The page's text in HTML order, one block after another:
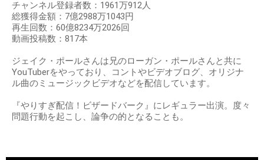
チャンネル登録者数：1961万912人
総獲得金額：7億2988万1043円
再生回数：60億8234万2026回
動画投稿数：817本
ジェイク・ポールさんは兄のローガン・ポールさんと共に
YouTuberをやっており、コントやビデオブログ、オリジナ
ル曲のミュージックビデオなどを配信しています。
『やりすぎ配信！ビザードバーク』にレギュラー出演。度々
問題行動を起こし、論争の的となることも。